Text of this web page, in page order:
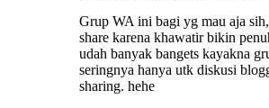
Grup WA ini bagi yg mau aja
share karena khawatir bikin
udah banyak bangets kayakna
seringnya hanya utk diskusi
sharing. hehe